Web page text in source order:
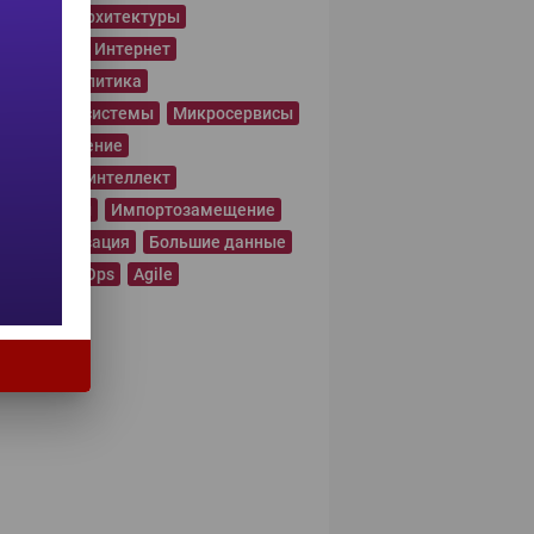
архитектуры
Интернет
аналитика
системы
Микросервисы
обучение
интеллект
Импортозамещение
Большие данные
DevOps Agile